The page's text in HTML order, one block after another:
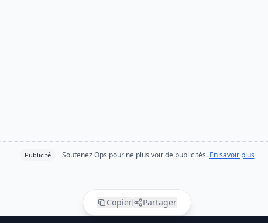
Publicité Soutenez Ops pour ne plus voir de publicités. En savoir plus
Copier Partager